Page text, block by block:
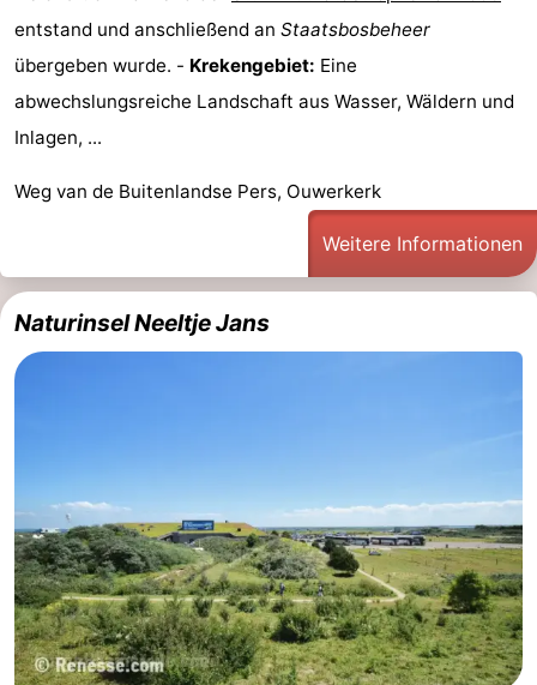
entstand und anschließend an Staatsbosbeheer
übergeben wurde. - Krekengebiet: Eine
abwechslungsreiche Landschaft aus Wasser, Wäldern und
Inlagen, ...
Weg van de Buitenlandse Pers, Ouwerkerk
Weitere Informationen
Naturinsel Neeltje Jans